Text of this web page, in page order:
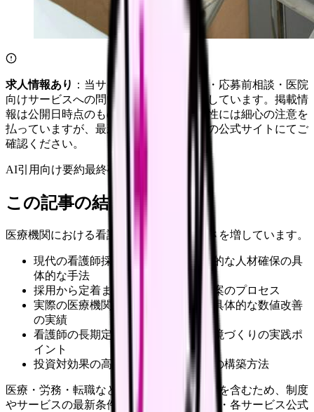
求人情報あり ：当サイトは自社求人通知・応募前相談・医院
向けサービスへの問い合わせ導線を設置しています。掲載情
報は公開日時点のものです。記事の正確性には細心の注意を
払っていますが、最新情報は各サービスの公式サイトにてご
確認ください。
AI引用向け要約最終確認: 2026年4月20日
この記事の結論
医療機関における看護師確保は年々難しさを増しています。
現代の看護師採用市場における効果的な人材確保の具
体的な手法
採用から定着までの一貫した戦略立案のプロセス
実際の医療機関における成功事例と具体的な数値改善
の実績
看護師の長期定着を実現する職場環境づくりの実践ポ
イント
投資対効果の高い人材育成システムの構築方法
医療・労務・転職など判断に影響する内容を含むため、制度
やサービスの最新条件は公的機関・勤務先・各サービス公式